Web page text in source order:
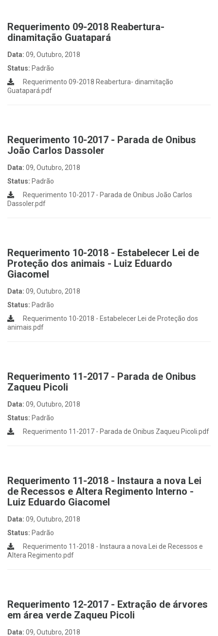
Requerimento 09-2018 Reabertura-
dinamitação Guatapará
Data: 09, Outubro, 2018
Status: Padrão
Requerimento 09-2018 Reabertura- dinamitação
Guatapará.pdf
Requerimento 10-2017 - Parada de Onibus
João Carlos Dassoler
Data: 09, Outubro, 2018
Status: Padrão
Requerimento 10-2017 - Parada de Onibus João Carlos
Dassoler.pdf
Requerimento 10-2018 - Estabelecer Lei de
Proteção dos animais - Luiz Eduardo
Giacomel
Data: 09, Outubro, 2018
Status: Padrão
Requerimento 10-2018 - Estabelecer Lei de Proteção dos
animais.pdf
Requerimento 11-2017 - Parada de Onibus
Zaqueu Picoli
Data: 09, Outubro, 2018
Status: Padrão
Requerimento 11-2017 - Parada de Onibus Zaqueu Picoli.pdf
Requerimento 11-2018 - Instaura a nova Lei
de Recessos e Altera Regimento Interno -
Luiz Eduardo Giacomel
Data: 09, Outubro, 2018
Status: Padrão
Requerimento 11-2018 - Instaura a nova Lei de Recessos e
Altera Regimento.pdf
Requerimento 12-2017 - Extração de árvores
em área verde Zaqueu Picoli
Data: 09, Outubro, 2018